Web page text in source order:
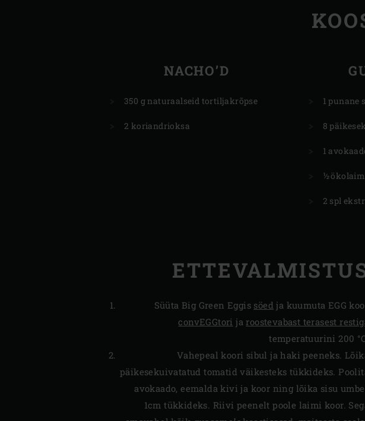
NACHO’D
350 g naturaalseid tortiljakrõpse
2 koriandrioksa
1 punane
8
1
½ ökolaim
2 spl
Süüta Big Green Eggis söed ja kuumuta EGG
convEGGtori jaroostevabast terasest
temperatuurini 200
Vahepeal koori sibul ja haki peeneks.
päikesekuivatatud tomatid väikesteks tükkideks.
avokaado, eemalda kivi ja koor ning lõika sisu
1cm tükkideks. Riivi peenelt poole laimi koor.